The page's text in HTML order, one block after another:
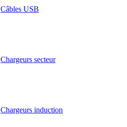
Câbles USB
Chargeurs secteur
Chargeurs induction